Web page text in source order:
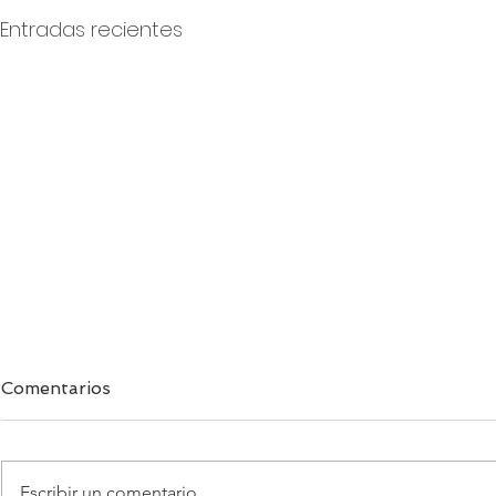
Entradas recientes
Comentarios